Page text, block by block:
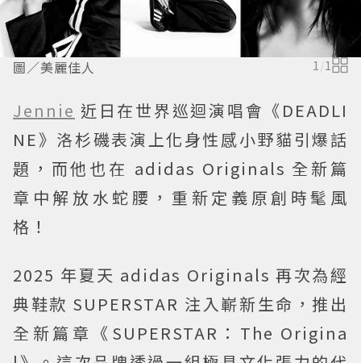
圖／美麗佳人 1 /1
Jennie 近日在世界巡迴演唱會《DEADLI
NE》洛杉磯表演上化身性感小野貓引爆話
題，而他也在 adidas Originals 全新篇
章中解放水蛇腰，重新定義原創時髦風
格！
2025 年夏天 adidas Originals 再次為經
典鞋款 SUPERSTAR 注入嶄新生命，推出
全新篇章《SUPERSTAR：The Origina